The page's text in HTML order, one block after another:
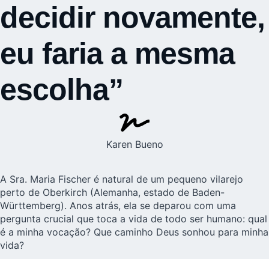
decidir novamente,
eu faria a mesma
escolha”
Karen Bueno
A Sra. Maria Fischer é natural de um pequeno vilarejo
perto de Oberkirch (Alemanha, estado de Baden-
Württemberg). Anos atrás, ela se deparou com uma
pergunta crucial que toca a vida de todo ser humano: qual
é a minha vocação? Que caminho Deus sonhou para minha
vida?